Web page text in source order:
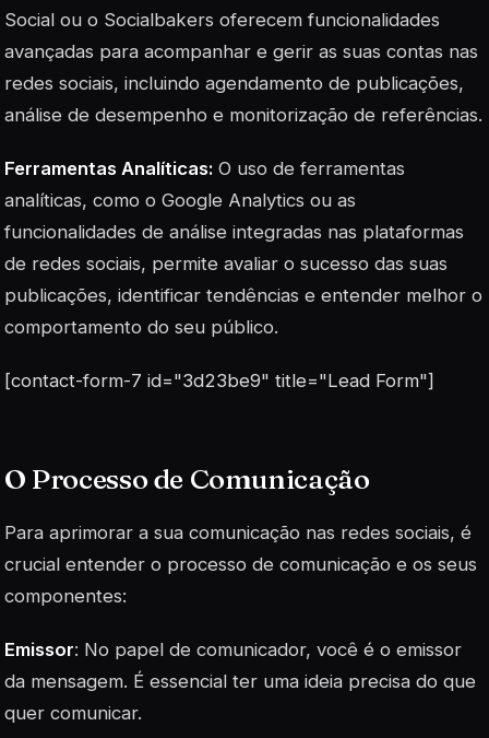
Social ou o Socialbakers oferecem funcionalidades
avançadas para acompanhar e gerir as suas contas nas
redes sociais, incluindo agendamento de publicações,
análise de desempenho e monitorização de referências.
Ferramentas Analíticas: O uso de ferramentas
analíticas, como o Google Analytics ou as
funcionalidades de análise integradas nas plataformas
de redes sociais, permite avaliar o sucesso das suas
publicações, identificar tendências e entender melhor o
comportamento do seu público.
[contact-form-7 id="3d23be9" title="Lead Form"]
O Processo de Comunicação
Para aprimorar a sua comunicação nas redes sociais, é
crucial entender o processo de comunicação e os seus
componentes:
Emissor: No papel de comunicador, você é o emissor
da mensagem. É essencial ter uma ideia precisa do que
quer comunicar.